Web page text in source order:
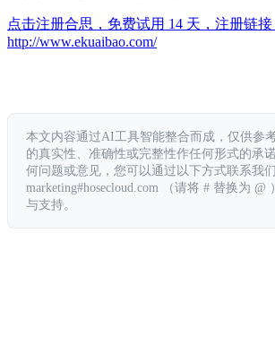
点击注册合思，免费试用 14 天，注册链接
http://www.ekuaibao.com/
本文内容通过AI工具智能整合而成，仅供参
的真实性、准确性或完整性作任何形式的承
何问题或意见，您可以通过以下方式联系我
marketing#hosecloud.com （请将 # 替换为 @
与支持。